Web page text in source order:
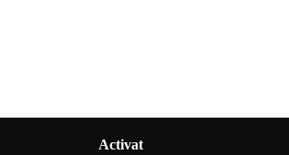
Activat